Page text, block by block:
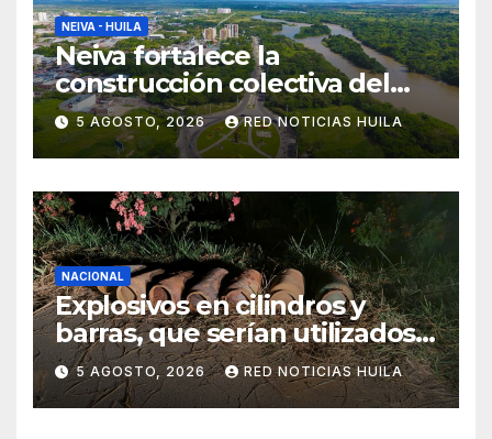
NEIVA - HUILA
Neiva fortalece la
construcción colectiva del
POT
5 AGOSTO, 2026 RED NOTICIAS HUILA
NACIONAL
Explosivos en cilindros y
barras, que serían utilizados
en Cali, fueron incautados
por la Policía
5 AGOSTO, 2026 RED NOTICIAS HUILA